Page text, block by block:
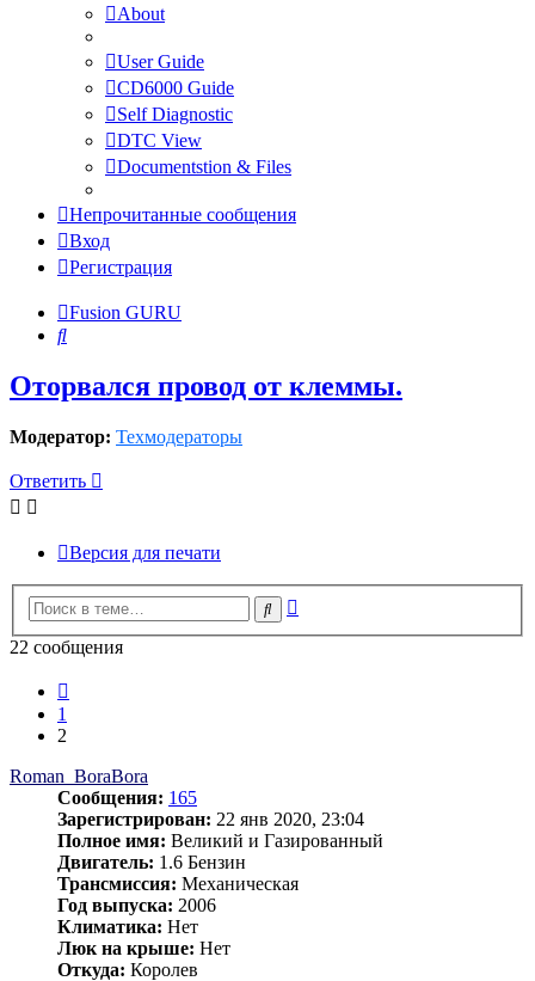
About
User Guide
CD6000 Guide
Self Diagnostic
DTC View
Documentstion & Files
Непрочитанные сообщения
Вход
Регистрация
Fusion GURU
Поиск
Оторвался провод от клеммы.
Модератор: Техмодераторы
Ответить
Версия для печати
Поиск
22 сообщения
1
2
Roman_BoraBora
Сообщения: 165
Зарегистрирован: 22 янв 2020, 23:04
Полное имя: Великий и Газированный
Двигатель: 1.6 Бензин
Трансмиссия: Механическая
Год выпуска: 2006
Климатика: Нет
Люк на крыше: Нет
Откуда: Королев